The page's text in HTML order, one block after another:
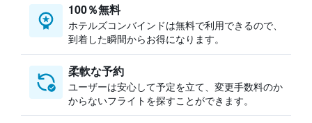
100％無料
ホテルズコンバインドは無料で利用できるので、
到着した瞬間からお得になります。
柔軟な予約
ユーザーは安心して予定を立て、変更手数料のか
からないフライトを探すことができます。